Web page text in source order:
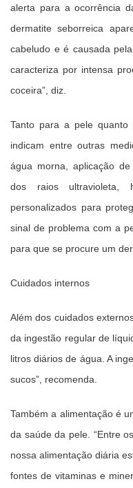
alerta para a ocorrência
dermatite seborreica
cabeludo e é causada
caracteriza por intensa
coceira”, diz.
Tanto para a pele quanto
indicam entre outras
água morna, aplicação
dos raios ultravioleta,
personalizados para
sinal de problema com a
para que se procure um
Cuidados internos
Além dos cuidados
da ingestão regular de
litros diários de água. A
sucos”, recomenda.
Também a alimentação é
da saúde da pele. “Entre
nossa alimentação diária
fontes de vitaminas e